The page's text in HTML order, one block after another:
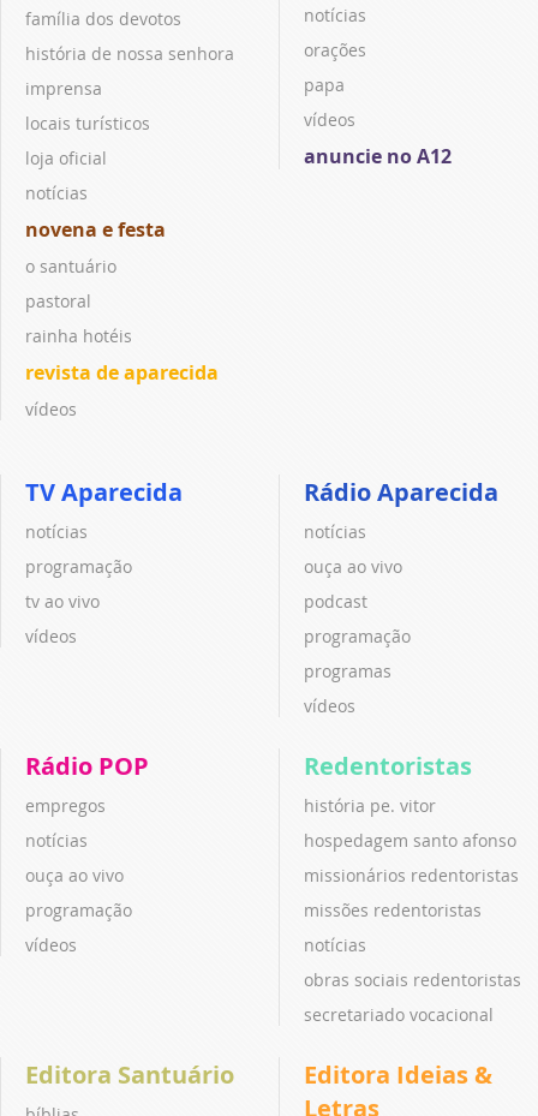
família dos devotos
história de nossa senhora
imprensa
locais turísticos
loja oficial
notícias
novena e festa
o santuário
pastoral
rainha hotéis
revista de aparecida
vídeos
notícias
orações
papa
vídeos
anuncie no A12
TV Aparecida
notícias
programação
tv ao vivo
vídeos
Rádio Aparecida
notícias
ouça ao vivo
podcast
programação
programas
vídeos
Rádio POP
empregos
notícias
ouça ao vivo
programação
vídeos
Redentoristas
história pe. vitor
hospedagem santo afonso
missionários redentoristas
missões redentoristas
notícias
obras sociais redentoristas
secretariado vocacional
Editora Santuário
Editora Ideias &
Letras